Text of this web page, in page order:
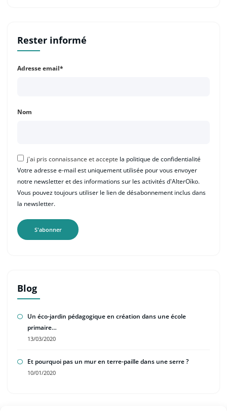
Rester informé
Adresse email*
Nom
j'ai pris connaissance et accepte la politique de confidentialité
Votre adresse e-mail est uniquement utilisée pour vous envoyer
notre newsletter et des informations sur les activités d'AlterOïko.
Vous pouvez toujours utiliser le lien de désabonnement inclus dans
la newsletter.
Blog
Un éco-jardin pédagogique en création dans une école
primaire…
13/03/2020
Et pourquoi pas un mur en terre-paille dans une serre ?
10/01/2020